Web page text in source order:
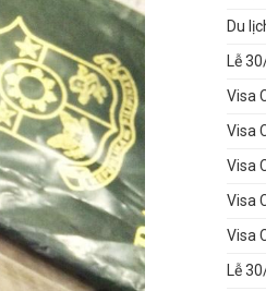
Du
Lễ
Visa
Visa
Visa
Visa
Visa
Lễ